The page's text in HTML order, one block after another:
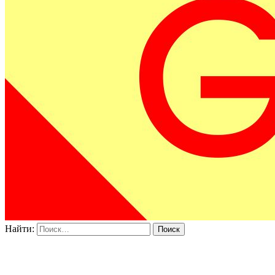
Найти: